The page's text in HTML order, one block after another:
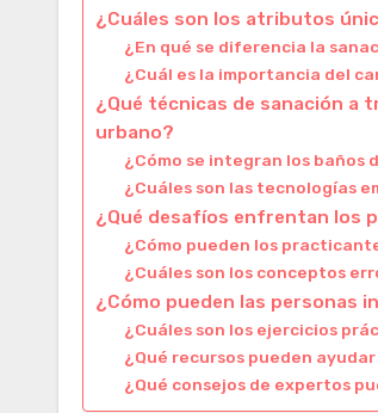
¿Cuáles son los atributos
¿En qué se diferencia la
¿Cuál es la importancia del
¿Qué técnicas de sanación a
urbano?
¿Cómo se integran los baños
¿Cuáles son las tecnologías
¿Qué desafíos enfrentan los
¿Cómo pueden los
¿Cuáles son los conceptos
¿Cómo pueden las personas
¿Cuáles son los ejercicios
¿Qué recursos pueden
¿Qué consejos de expertos